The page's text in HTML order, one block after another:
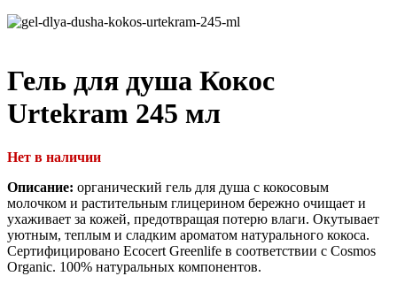
Гель для душа Кокос
Urtekram 245 мл
Нет в наличии
Описание: органический гель для душа с кокосовым
молочком и растительным глицерином бережно очищает и
ухаживает за кожей, предотвращая потерю влаги. Окутывает
уютным, теплым и сладким ароматом натурального кокоса.
Сертифицировано Ecocert Greenlife в соответствии с Cosmos
Organic. 100% натуральных компонентов.